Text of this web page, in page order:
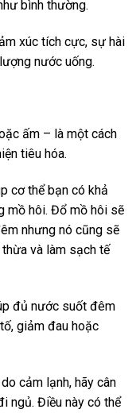
bình thường.
xúc tích cực, sự hài
nước uống.
ấm – là một cách
tiêu hóa.
cơ thể bạn có khả
mồ hôi. Đổ mồ hôi sẽ
nhưng nó cũng sẽ
và làm sạch tế
đủ nước suốt đêm
giảm đau hoặc
cảm lạnh, hãy cân
ngủ. Điều này có thể